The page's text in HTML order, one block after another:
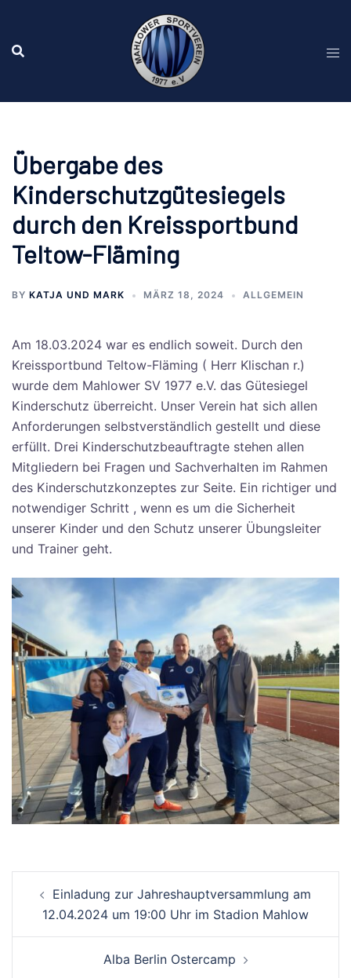
springen
Übergabe des
Kinderschutzgütesiegels
durch den Kreissportbund
Teltow-Fläming
BY KATJA UND MARK MÄRZ 18, 2024 ALLGEMEIN
Am 18.03.2024 war es endlich soweit. Durch den
Kreissportbund Teltow-Fläming ( Herr Klischan r.)
wurde dem Mahlower SV 1977 e.V. das Gütesiegel
Kinderschutz überreicht. Unser Verein hat sich allen
Anforderungen selbstverständlich gestellt und diese
erfüllt. Drei Kinderschutzbeauftragte stehen allen
Mitgliedern bei Fragen und Sachverhalten im Rahmen
des Kinderschutzkonzeptes zur Seite. Ein richtiger und
notwendiger Schritt , wenn es um die Sicherheit
unserer Kinder und den Schutz unserer Übungsleiter
und Trainer geht.
Navigation
Einladung zur Jahreshauptversammlung am
12.04.2024 um 19:00 Uhr im Stadion Mahlow
Alba Berlin Ostercamp